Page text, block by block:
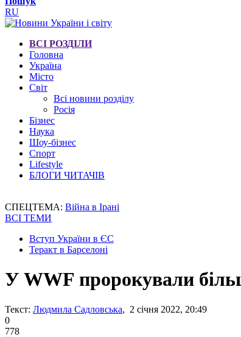
RU
ВСІ РОЗДІЛИ
Головна
Україна
Місто
Світ
Всі новини розділу
Росія
Бізнес
Наука
Шоу-бізнес
Спорт
Lifestyle
БЛОГИ ЧИТАЧІВ
СПЕЦТЕМА: Війна в Ірані
ВСІ ТЕМИ
Вступ України в ЄС
Теракт в Барселоні
У WWF пророкували
Текст: Людмила Садловська, 2 січня 2022, 20:49
0
778